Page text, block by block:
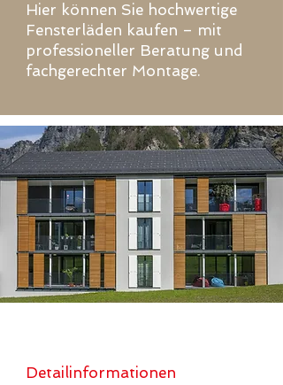
Hier können Sie hochwertige
Fensterläden kaufen – mit
professioneller Beratung und
fachgerechter Montage.
Detailinformationen